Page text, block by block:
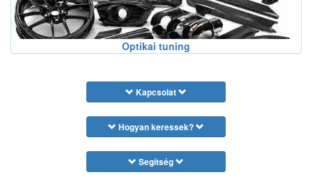
Optikai tuning
Kapcsolat
Hogyan keressek?
Segítség